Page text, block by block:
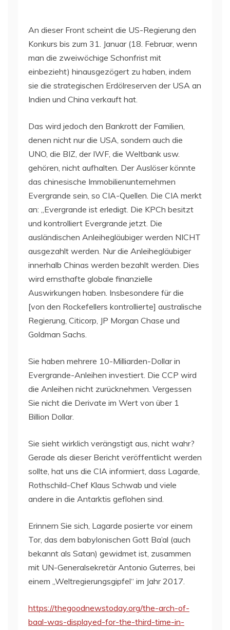
An dieser Front scheint die US-Regierung den
Konkurs bis zum 31. Januar (18. Februar, wenn
man die zweiwöchige Schonfrist mit
einbezieht) hinausgezögert zu haben, indem
sie die strategischen Erdölreserven der USA an
Indien und China verkauft hat.
Das wird jedoch den Bankrott der Familien,
denen nicht nur die USA, sondern auch die
UNO, die BIZ, der IWF, die Weltbank usw.
gehören, nicht aufhalten. Der Auslöser könnte
das chinesische Immobilienunternehmen
Evergrande sein, so CIA-Quellen. Die CIA merkt
an: „Evergrande ist erledigt. Die KPCh besitzt
und kontrolliert Evergrande jetzt. Die
ausländischen Anleihegläubiger werden NICHT
ausgezahlt werden. Nur die Anleihegläubiger
innerhalb Chinas werden bezahlt werden. Dies
wird ernsthafte globale finanzielle
Auswirkungen haben. Insbesondere für die
[von den Rockefellers kontrollierte] australische
Regierung, Citicorp, JP Morgan Chase und
Goldman Sachs.
Sie haben mehrere 10-Milliarden-Dollar in
Evergrande-Anleihen investiert. Die CCP wird
die Anleihen nicht zurücknehmen. Vergessen
Sie nicht die Derivate im Wert von über 1
Billion Dollar.
Sie sieht wirklich verängstigt aus, nicht wahr?
Gerade als dieser Bericht veröffentlicht werden
sollte, hat uns die CIA informiert, dass Lagarde,
Rothschild-Chef Klaus Schwab und viele
andere in die Antarktis geflohen sind.
Erinnern Sie sich, Lagarde posierte vor einem
Tor, das dem babylonischen Gott Ba’al (auch
bekannt als Satan) gewidmet ist, zusammen
mit UN-Generalsekretär Antonio Guterres, bei
einem „Weltregierungsgipfel“ im Jahr 2017.
https://thegoodnewstoday.org/the-arch-of-
baal-was-displayed-for-the-third-time-in-